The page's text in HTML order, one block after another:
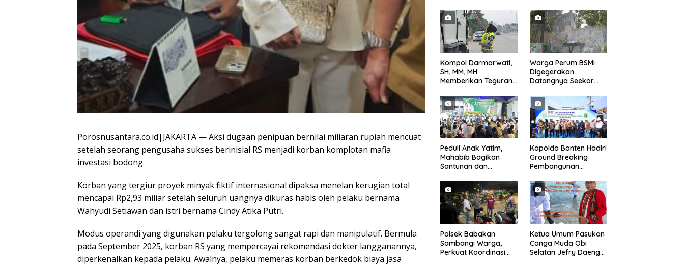
Porosnusantara.co.id|JAKARTA — Aksi dugaan penipuan bernilai miliaran rupiah mencuat
setelah seorang pengusaha sukses berinisial RS menjadi korban komplotan mafia
investasi bodong.
Korban yang tergiur proyek minyak fiktif internasional dipaksa menelan kerugian total
mencapai Rp2,93 miliar setelah seluruh uangnya dikuras habis oleh pelaku bernama
Wahyudi Setiawan dan istri bernama Cindy Atika Putri.
Modus operandi yang digunakan pelaku tergolong sangat rapi dan manipulatif. Bermula
pada September 2025, korban RS yang mempercayai rekomendasi dokter langganannya,
diperkenalkan kepada pelaku. Awalnya, pelaku memeras korban berkedok biaya jasa
Kompol Darmarwati,
SH, MM, MH
Memberikan Teguran
yang Parkir Dibahu
Jalan di Tol CSI
Tanggerang Kota
Warga Perum BSMI
Digegerakan
Datangnya Seekor
Pemukiman
Peduli Anak Yatim,
Mahabib Bagikan
Santunan dan
Anak di Segarajaya
Kapolda Banten Hadiri
Ground Breaking
Pembangunan
di Ibu Kota Provinsi
Banten
Polsek Babakan
Sambangi Warga,
Perkuat Koordinasi
Ketua Umum Pasukan
Canga Muda Obi
Selatan Jefry Daeng